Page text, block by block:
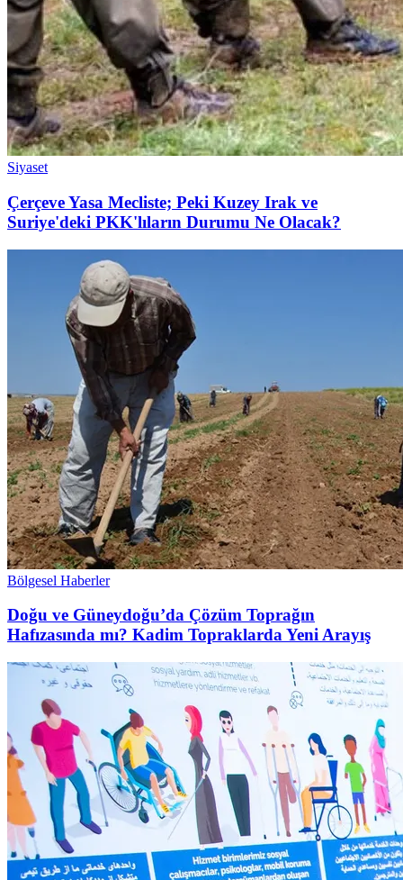
Siyaset
Çerçeve Yasa Mecliste; Peki Kuzey Irak ve
Suriye'deki PKK'lıların Durumu Ne Olacak?
Bölgesel Haberler
Doğu ve Güneydoğu’da Çözüm Toprağın
Hafızasında mı? Kadim Topraklarda Yeni Arayış